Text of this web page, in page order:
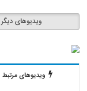
ویدیوهای دیگر
ویدیوهای مرتبط